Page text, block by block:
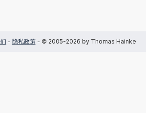
- 隐私政策- © 2005-2026 by Thomas Hainke